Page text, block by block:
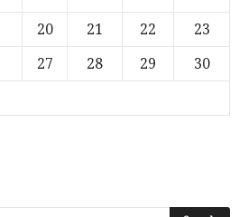
20 21 22
23
27 28 29
30